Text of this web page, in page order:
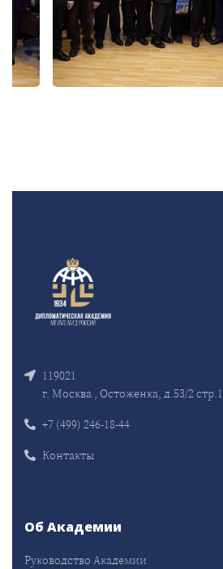
119021
г. Москва , Остоженка, д.53/2 стр.1
+7 (499) 246-18-44
Контакты
Об Академии
Руководство Академии